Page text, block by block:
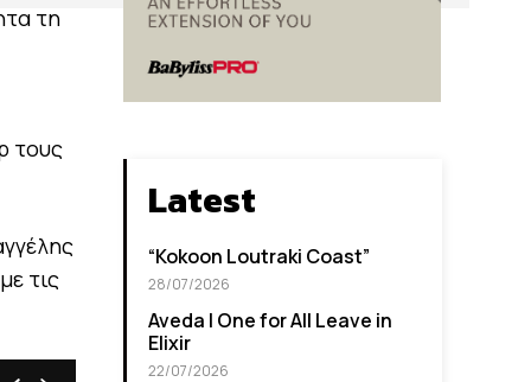
τη
τους
τις
Latest
“Kokoon Loutraki Coast”
28/07/2026
Aveda I One for All Leave in
Elixir
22/07/2026